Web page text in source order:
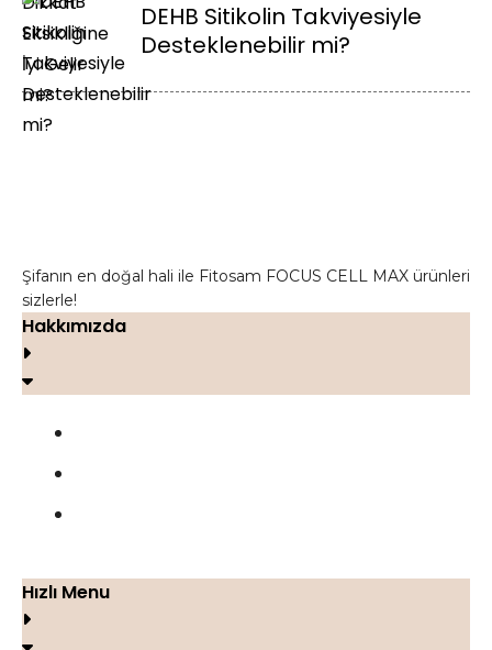
DEHB Sitikolin Takviyesiyle
Desteklenebilir mi?
Şifanın en doğal hali ile Fitosam FOCUS CELL MAX ürünleri
sizlerle!
Hakkımızda
Hızlı Menu